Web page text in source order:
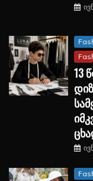
13